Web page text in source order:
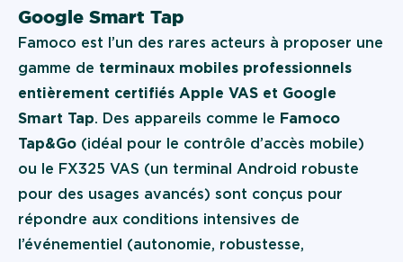
Google Smart Tap
Famoco est l’un des rares acteurs à proposer une
gamme de terminaux mobiles professionnels
entièrement certifiés Apple VAS et Google
Smart Tap. Des appareils comme le Famoco
Tap&Go (idéal pour le contrôle d’accès mobile)
ou le FX325 VAS (un terminal Android robuste
pour des usages avancés) sont conçus pour
répondre aux conditions intensives de
l’événementiel (autonomie, robustesse,